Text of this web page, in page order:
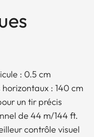
: 0.5 cm
: 140 cm
un tir précis
de 44 m/144 ft.
contrôle visuel